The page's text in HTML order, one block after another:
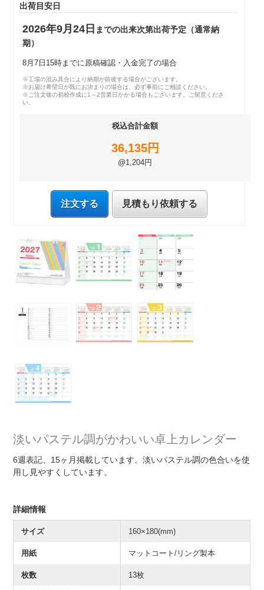
出荷目安日
2026年9月24日 までの出来次第出荷予定（通常納
期）
8月7日15時までに原稿確認・入金完了の場合
※工場の混み具合により納期が前後する場合がございます。
※お届け希望日が既にお決まりの場合は、必ず事前にご相談ください。
※ご注文後の初校作成に1～2営業日かかる場合もございます。ご留意くださ
い。
税込合計金額
36,135円
@1,204円
注文する 見積もり依頼する
淡いパステル調がかわいい卓上カレンダー
6週表記、15ヶ月掲載しています。淡いパステル調の色合いを使
用し見やすくしています。
詳細情報
サイズ 160×180(mm)
用紙 マットコート/リング製本
枚数 13枚